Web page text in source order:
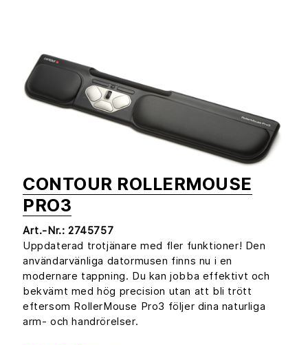
CONTOUR ROLLERMOUSE
PRO3
Art.-Nr.: 2745757
Uppdaterad trotjänare med fler funktioner! Den
användarvänliga datormusen finns nu i en
modernare tappning. Du kan jobba effektivt och
bekvämt med hög precision utan att bli trött
eftersom RollerMouse Pro3 följer dina naturliga
arm- och handrörelser.